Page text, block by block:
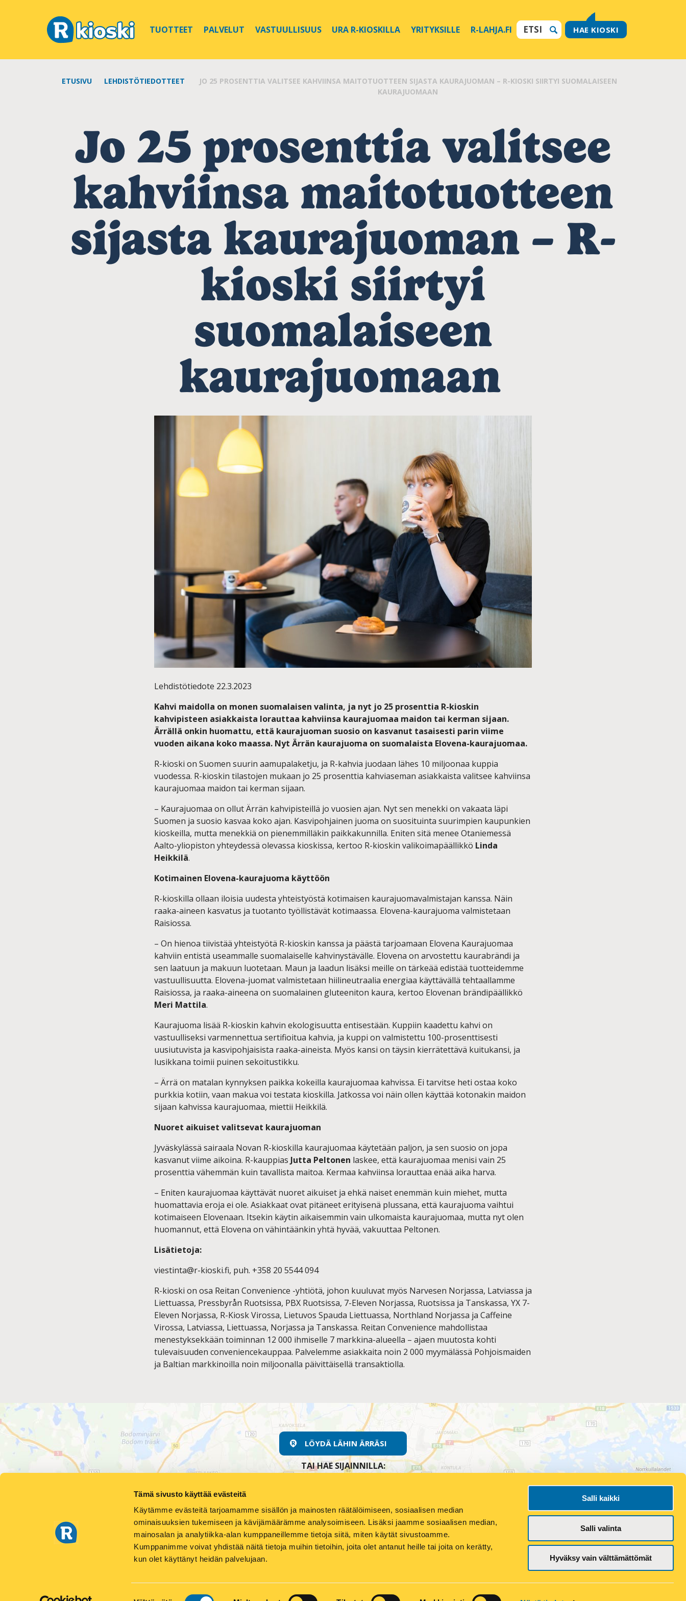
Tämä sivusto käyttää evästeitä
Käytämme evästeitä tarjoamamme sisällön ja mainosten räätälöimiseen, sosiaalisen median
ominaisuuksien tukemiseen ja kävijämäärämme analysoimiseen. Lisäksi jaamme sosiaalisen median,
mainosalan ja analytiikka-alan kumppaneillemme tietoja siitä, miten käytät sivustoamme.
Kumppanimme voivat yhdistää näitä tietoja muihin tietoihin, joita olet antanut heille tai joita on kerätty,
kun olet käyttänyt heidän palvelujaan.
Salli kaikki
Salli valinta
Hyväksy vain välttämättömät
TUOTTEET PALVELUT VASTUULLISUUS URA R-KIOSKILLA YRITYKSILLE R-LAHJA.FI HAE KIOSKI
ETUSIVU LEHDISTÖTIEDOTTEET
JO 25 PROSENTTIA VALITSEE KAHVIINSA MAITOTUOTTEEN SIJASTA KAURAJUOMAN – R-KIOSKI SIIRTYI SUOMALAISEEN
KAURAJUOMAAN
Jo 25 prosenttia valitsee
kahviinsa maitotuotteen
sijasta kaurajuoman – R-
kioski siirtyi
suomalaiseen
kaurajuomaan
Lehdistötiedote 22.3.2023
Kahvi maidolla on monen suomalaisen valinta, ja nyt jo 25 prosenttia R-kioskin
kahvipisteen asiakkaista lorauttaa kahviinsa kaurajuomaa maidon tai kerman sijaan.
Ärrällä onkin huomattu, että kaurajuoman suosio on kasvanut tasaisesti parin viime
vuoden aikana koko maassa. Nyt Ärrän kaurajuoma on suomalaista Elovena-kaurajuomaa.
R-kioski on Suomen suurin aamupalaketju, ja R-kahvia juodaan lähes 10 miljoonaa kuppia
vuodessa. R-kioskin tilastojen mukaan jo 25 prosenttia kahviaseman asiakkaista valitsee kahviinsa
kaurajuomaa maidon tai kerman sijaan.
– Kaurajuomaa on ollut Ärrän kahvipisteillä jo vuosien ajan. Nyt sen menekki on vakaata läpi
Suomen ja suosio kasvaa koko ajan. Kasvipohjainen juoma on suosituinta suurimpien kaupunkien
kioskeilla, mutta menekkiä on pienemmilläkin paikkakunnilla. Eniten sitä menee Otaniemessä
Aalto-yliopiston yhteydessä olevassa kioskissa, kertoo R-kioskin valikoimapäällikkö Linda
Heikkilä.
Kotimainen Elovena-kaurajuoma käyttöön
R-kioskilla ollaan iloisia uudesta yhteistyöstä kotimaisen kaurajuomavalmistajan kanssa. Näin
raaka-aineen kasvatus ja tuotanto työllistävät kotimaassa. Elovena-kaurajuoma valmistetaan
Raisiossa.
– On hienoa tiivistää yhteistyötä R-kioskin kanssa ja päästä tarjoamaan Elovena Kaurajuomaa
kahviin entistä useammalle suomalaiselle kahvinystävälle. Elovena on arvostettu kaurabrändi ja
sen laatuun ja makuun luotetaan. Maun ja laadun lisäksi meille on tärkeää edistää tuotteidemme
vastuullisuutta. Elovena-juomat valmistetaan hiilineutraalia energiaa käyttävällä tehtaallamme
Raisiossa, ja raaka-aineena on suomalainen gluteeniton kaura, kertoo Elovenan brändipäällikkö
Meri Mattila.
Kaurajuoma lisää R-kioskin kahvin ekologisuutta entisestään. Kuppiin kaadettu kahvi on
vastuulliseksi varmennettua sertifioitua kahvia, ja kuppi on valmistettu 100-prosenttisesti
uusiutuvista ja kasvipohjaisista raaka-aineista. Myös kansi on täysin kierrätettävä kuitukansi, ja
lusikkana toimii puinen sekoitustikku.
– Ärrä on matalan kynnyksen paikka kokeilla kaurajuomaa kahvissa. Ei tarvitse heti ostaa koko
purkkia kotiin, vaan makua voi testata kioskilla. Jatkossa voi näin ollen käyttää kotonakin maidon
sijaan kahvissa kaurajuomaa, miettii Heikkilä.
Nuoret aikuiset valitsevat kaurajuoman
Jyväskylässä sairaala Novan R-kioskilla kaurajuomaa käytetään paljon, ja sen suosio on jopa
kasvanut viime aikoina. R-kauppias Jutta Peltonen laskee, että kaurajuomaa menisi vain 25
prosenttia vähemmän kuin tavallista maitoa. Kermaa kahviinsa lorauttaa enää aika harva.
– Eniten kaurajuomaa käyttävät nuoret aikuiset ja ehkä naiset enemmän kuin miehet, mutta
huomattavia eroja ei ole. Asiakkaat ovat pitäneet erityisenä plussana, että kaurajuoma vaihtui
kotimaiseen Elovenaan. Itsekin käytin aikaisemmin vain ulkomaista kaurajuomaa, mutta nyt olen
huomannut, että Elovena on vähintäänkin yhtä hyvää, vakuuttaa Peltonen.
Lisätietoja:
viestinta@r-kioski.fi, puh. +358 20 5544 094
R-kioski on osa Reitan Convenience -yhtiötä, johon kuuluvat myös Narvesen Norjassa, Latviassa ja
Liettuassa, Pressbyrån Ruotsissa, PBX Ruotsissa, 7-Eleven Norjassa, Ruotsissa ja Tanskassa, YX 7-
Eleven Norjassa, R-Kiosk Virossa, Lietuvos Spauda Liettuassa, Northland Norjassa ja Caffeine
Virossa, Latviassa, Liettuassa, Norjassa ja Tanskassa. Reitan Convenience mahdollistaa
menestyksekkään toiminnan 12 000 ihmiselle 7 markkina-alueella – ajaen muutosta kohti
tulevaisuuden conveniencekauppaa. Palvelemme asiakkaita noin 2 000 myymälässä Pohjoismaiden
ja Baltian markkinoilla noin miljoonalla päivittäisellä transaktiolla.
LÖYDÄ LÄHIN ÄRRÄSI
TAI HAE SIJAINNILLA:
PALAUTE MEDIALLE